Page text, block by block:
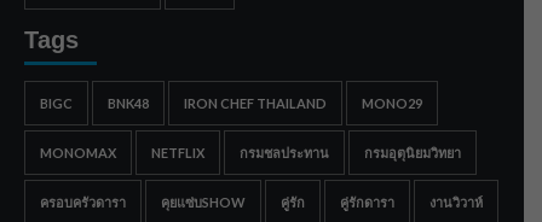
Tags
BIGC BNK48 IRON CHEF THAILAND MONO29
MONOMAX NETFLIX กรมชลประทาน กรมอุตุนิยมวิทยา
ครอบครัวดารา คุยแซ่บSHOW คู่รัก คู่รักดารา งานวิวาห์